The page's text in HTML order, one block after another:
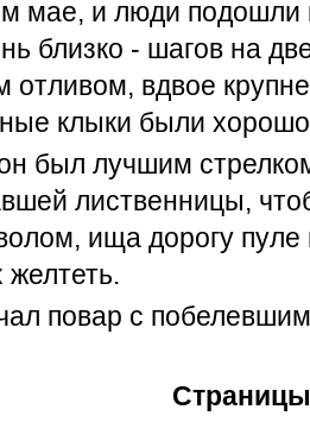
мае, и люди подошли
близко - шагов на
отливом, вдвое
клыки были
был лучшим
лиственницы,
ища дорогу пуле
повар с
Страницы